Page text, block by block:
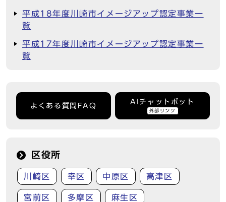
平成18年度川崎市イメージアップ認定事業一
覧
平成17年度川崎市イメージアップ認定事業一
覧
よくある質問FAQ
AIチャットボット
外部リンク
区役所
川崎区 幸区 中原区 高津区
宮前区 多摩区 麻生区